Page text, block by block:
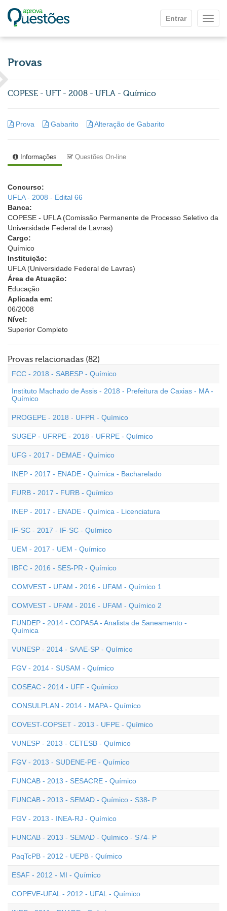
Entrar
Provas
COPESE - UFT - 2008 - UFLA - Químico
Prova Gabarito Alteração de Gabarito
Informações Questões On-line
Concurso:
UFLA - 2008 - Edital 66
Banca:
COPESE - UFLA (Comissão Permanente de Processo Seletivo da
Universidade Federal de Lavras)
Cargo:
Químico
Instituição:
UFLA (Universidade Federal de Lavras)
Área de Atuação:
Educação
Aplicada em:
06/2008
Nível:
Superior Completo
Provas relacionadas (82)
FCC - 2018 - SABESP - Químico
Instituto Machado de Assis - 2018 - Prefeitura de Caxias - MA -
Químico
PROGEPE - 2018 - UFPR - Químico
SUGEP - UFRPE - 2018 - UFRPE - Químico
UFG - 2017 - DEMAE - Químico
INEP - 2017 - ENADE - Química - Bacharelado
FURB - 2017 - FURB - Químico
INEP - 2017 - ENADE - Química - Licenciatura
IF-SC - 2017 - IF-SC - Químico
UEM - 2017 - UEM - Químico
IBFC - 2016 - SES-PR - Químico
COMVEST - UFAM - 2016 - UFAM - Químico 1
COMVEST - UFAM - 2016 - UFAM - Químico 2
FUNDEP - 2014 - COPASA - Analista de Saneamento -
Química
VUNESP - 2014 - SAAE-SP - Químico
FGV - 2014 - SUSAM - Químico
COSEAC - 2014 - UFF - Químico
CONSULPLAN - 2014 - MAPA - Químico
COVEST-COPSET - 2013 - UFPE - Químico
VUNESP - 2013 - CETESB - Químico
FGV - 2013 - SUDENE-PE - Químico
FUNCAB - 2013 - SESACRE - Químico
FUNCAB - 2013 - SEMAD - Químico - S38- P
FGV - 2013 - INEA-RJ - Químico
FUNCAB - 2013 - SEMAD - Químico - S74- P
PaqTcPB - 2012 - UEPB - Químico
ESAF - 2012 - MI - Químico
COPEVE-UFAL - 2012 - UFAL - Químico